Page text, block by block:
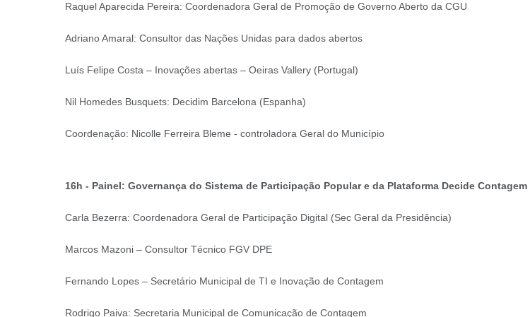
Raquel Aparecida Pereira: Coordenadora Geral de Promoção de Governo Aberto da CGU
Adriano Amaral: Consultor das Nações Unidas para dados abertos
Luís Felipe Costa – Inovações abertas – Oeiras Vallery (Portugal)
Nil Homedes Busquets: Decidim Barcelona (Espanha)
Coordenação: Nicolle Ferreira Bleme - controladora Geral do Município
16h - Painel: Governança do Sistema de Participação Popular e da Plataforma Decide Contagem
Carla Bezerra: Coordenadora Geral de Participação Digital (Sec Geral da Presidência)
Marcos Mazoni – Consultor Técnico FGV DPE
Fernando Lopes – Secretário Municipal de TI e Inovação de Contagem
Rodrigo Paiva: Secretaria Municipal de Comunicação de Contagem